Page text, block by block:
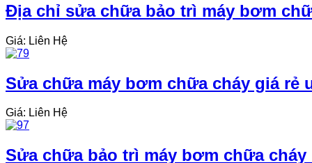
Địa chỉ sửa chữa bảo trì máy bơm
Giá: Liên Hệ
Sửa chữa máy bơm chữa cháy giá rẻ
Giá: Liên Hệ
Sửa chữa bảo trì máy bơm chữa cháy